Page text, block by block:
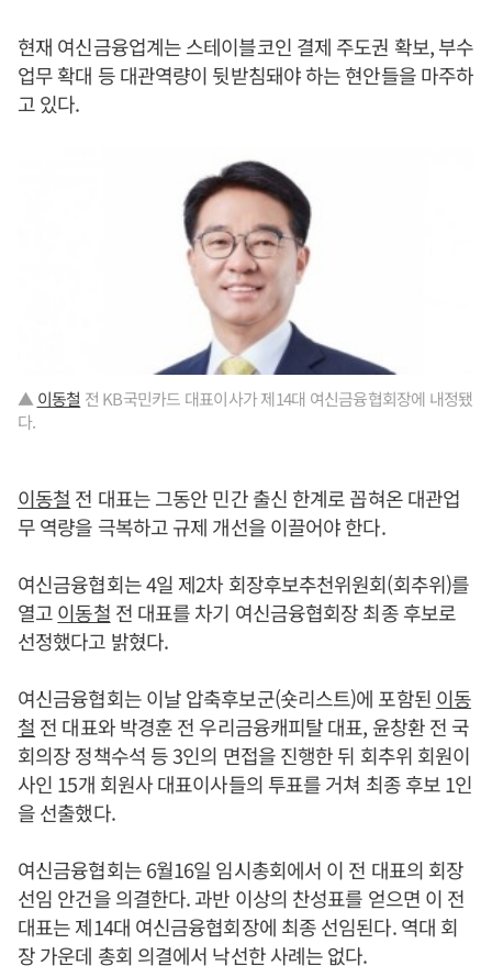
현재 여신금융업계는 스테이블코인 결제 주도권 확보, 부수
업무 확대 등 대관역량이 뒷받침돼야 하는 현안들을 마주하
고 있다.
▲ 이동철 전 KB국민카드 대표이사가 제14대 여신금융협회장에 내정됐
다.
이동철 전 대표는 그동안 민간 출신 한계로 꼽혀온 대관업
무 역량을 극복하고 규제 개선을 이끌어야 한다.
여신금융협회는 4일 제2차 회장후보추천위원회(회추위)를
열고이동철 전 대표를 차기 여신금융협회장 최종 후보로
선정했다고 밝혔다.
여신금융협회는 이날 압축후보군(숏리스트)에 포함된 이동
철 전 대표와 박경훈 전 우리금융캐피탈 대표, 윤창환 전 국
회의장 정책수석 등 3인의 면접을 진행한 뒤 회추위 회원이
사인 15개 회원사 대표이사들의 투표를 거쳐 최종 후보 1인
을 선출했다.
여신금융협회는 6월16일 임시총회에서 이 전 대표의 회장
선임 안건을 의결한다. 과반 이상의 찬성표를 얻으면 이 전
대표는 제14대 여신금융협회장에 최종 선임된다. 역대 회
장 가운데 총회 의결에서 낙선한 사례는 없다.